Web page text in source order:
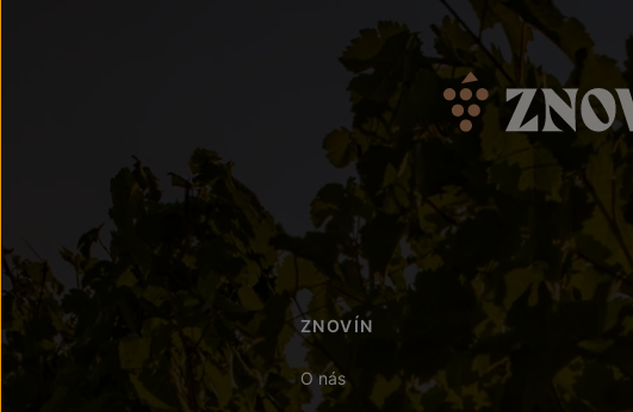
ZNOVÍN
O nás